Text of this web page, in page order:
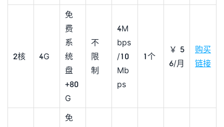
2核 4G
免
费
系
统
盘
+80
G
不
限
制
4M
bps
/10
Mb
ps
1个
￥5
6/月
购买
链接
免